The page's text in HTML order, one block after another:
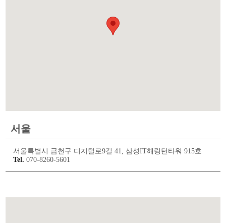
서울
서울특별시 금천구 디지털로9길 41, 삼성IT해링턴타워 915호
Tel. 070-8260-5601